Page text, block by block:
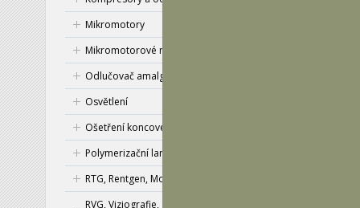
Mikromotory
Mikromotorové násadce
Odlučovač amalgámu
Osvětlení
Ošetření koncovek
Polymerizační lampa
RTG, Rentgen, Monitory
RVG, Viziografie,